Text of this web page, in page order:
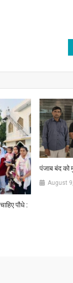
पौधे :
पंजाब बंद को
August